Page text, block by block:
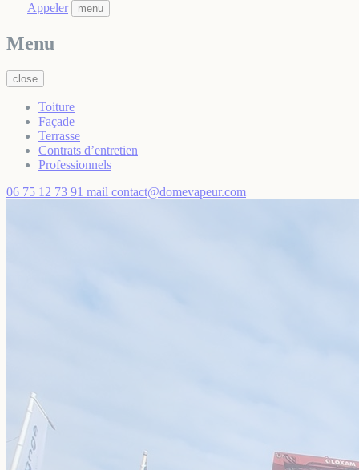
Appeler menu
Menu
close
Toiture
Façade
Terrasse
Contrats d’entretien
Professionnels
06 75 12 73 91 mail contact@domevapeur.com